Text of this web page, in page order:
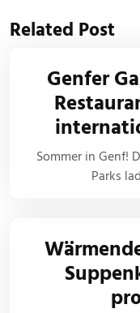
Related Post
Genfer
Sommer in Genf!
Parks